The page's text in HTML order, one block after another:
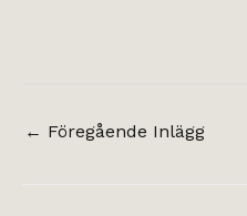
← Föregående Inlägg